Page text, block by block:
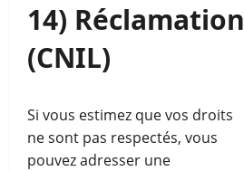
14) Réclamation
(CNIL)
Si vous estimez que vos droits
ne sont pas respectés, vous
pouvez adresser une